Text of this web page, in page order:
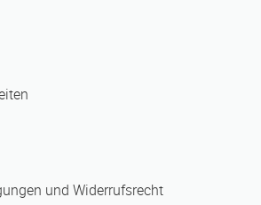
und Widerrufsrecht